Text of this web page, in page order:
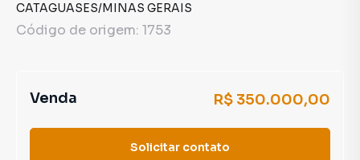
CATAGUASES/MINAS GERAIS
Código de origem: 1753
Venda R$ 350.000,00
Solicitar contato